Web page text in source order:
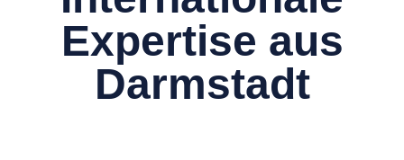
Expertise aus
Darmstadt